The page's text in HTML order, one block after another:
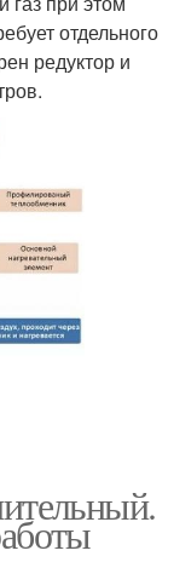
отдельного
редуктор и